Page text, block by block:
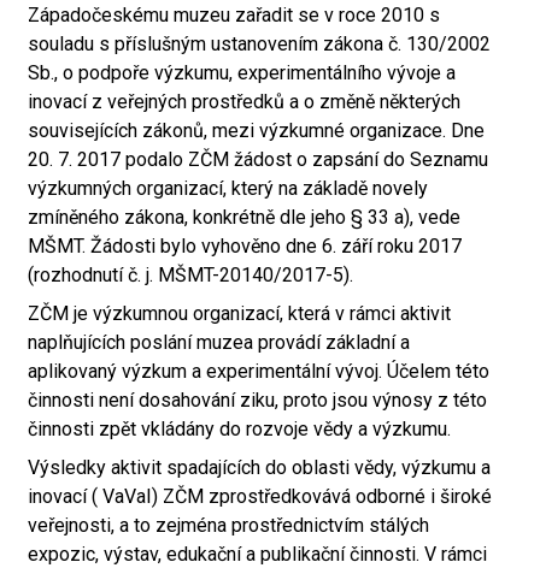
Západočeskému muzeu zařadit se v roce 2010 s
souladu s příslušným ustanovením zákona č. 130/2002
Sb., o podpoře výzkumu, experimentálního vývoje a
inovací z veřejných prostředků a o změně některých
souvisejících zákonů, mezi výzkumné organizace. Dne
20. 7. 2017 podalo ZČM žádost o zapsání do Seznamu
výzkumných organizací, který na základě novely
zmíněného zákona, konkrétně dle jeho § 33 a), vede
MŠMT. Žádosti bylo vyhověno dne 6. září roku 2017
(rozhodnutí č. j. MŠMT-20140/2017-5).
ZČM je výzkumnou organizací, která v rámci aktivit
naplňujících poslání muzea provádí základní a
aplikovaný výzkum a experimentální vývoj. Účelem této
činnosti není dosahování ziku, proto jsou výnosy z této
činnosti zpět vkládány do rozvoje vědy a výzkumu.
Výsledky aktivit spadajících do oblasti vědy, výzkumu a
inovací ( VaVaI) ZČM zprostředkovává odborné i široké
veřejnosti, a to zejména prostřednictvím stálých
expozic, výstav, edukační a publikační činnosti. V rámci